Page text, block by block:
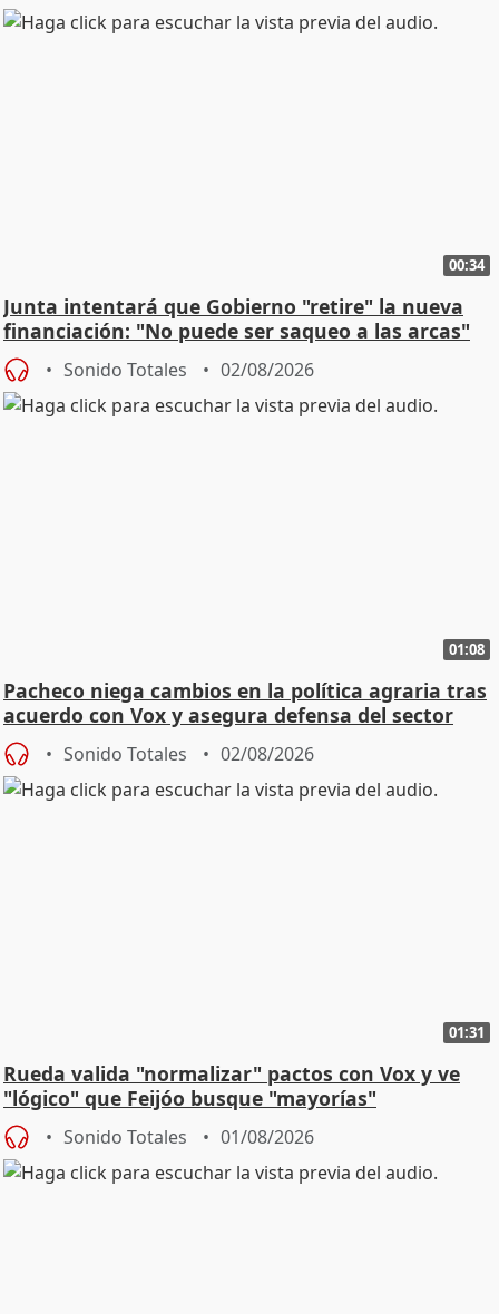
00:34
Junta intentará que Gobierno "retire" la nueva
financiación: "No puede ser saqueo a las arcas"
Sonido Totales 02/08/2026
01:08
Pacheco niega cambios en la política agraria tras
acuerdo con Vox y asegura defensa del sector
Sonido Totales 02/08/2026
01:31
Rueda valida "normalizar" pactos con Vox y ve
"lógico" que Feijóo busque "mayorías"
Sonido Totales 01/08/2026